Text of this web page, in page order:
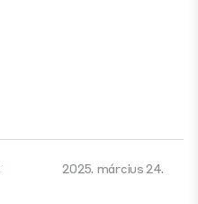
2025. március 24.